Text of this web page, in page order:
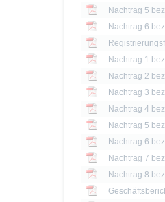
Nachtrag 5
Nachtrag 6
Nachtrag 1
Nachtrag 2
Nachtrag 3
Nachtrag 4
Nachtrag 5
Nachtrag 6
Nachtrag 7
Nachtrag 8